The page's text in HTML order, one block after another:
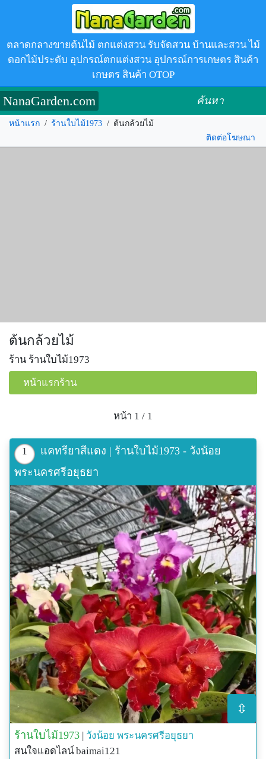
ตลาดกลางขายต้นไม้ ตกแต่งสวน รับจัดสวน บ้านและสวน ไม้
ดอกไม้ประดับ อุปกรณ์ตกแต่งสวน อุปกรณ์การเกษตร สินค้า
เกษตร สินค้า OTOP
NanaGarden.com ค้นหา
หน้าแรก / ร้านใบไม้1973 / ต้นกล้วยไม้
ติดต่อโฆษณา
ต้นกล้วยไม้
ร้าน ร้านใบไม้1973
หน้าแรกร้าน
หน้า 1 / 1
1
แคทรียาสีแดง | ร้านใบไม้1973 - วังน้อย
พระนครศรีอยุธยา
⇳
ร้านใบไม้1973 | วังน้อย พระนครศรีอยุธยา
สนใจแอดไลน์ baimai121